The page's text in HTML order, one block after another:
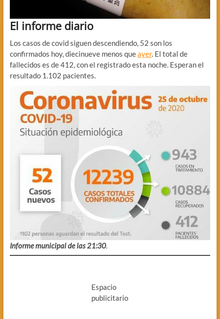
El informe diario
Los casos de covid siguen descendiendo, 52 son los
confirmados hoy, diecinueve menos queayer. El total de
fallecidos es de 412, con el registrado esta noche. Esperan el
resultado 1.102 pacientes.
Informe municipal de las 21:30.
Espacio
publicitario